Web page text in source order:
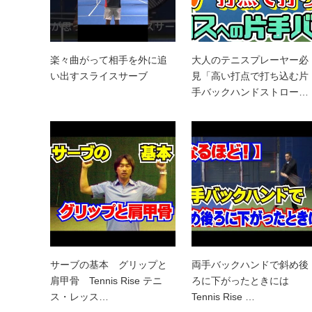
楽々曲がって相手を外に追
い出すスライスサーブ
大人のテニスプレーヤー必
見「高い打点で打ち込む片
手バックハンドストロー…
サーブの基本 グリップと
肩甲骨 Tennis Rise テニ
ス・レッス…
両手バックハンドで斜め後
ろに下がったときには
Tennis Rise …